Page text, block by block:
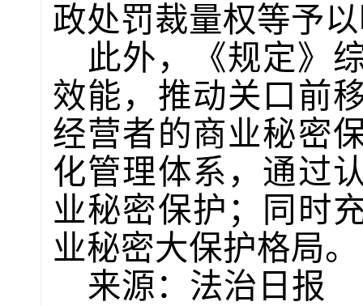
政处罚裁量权等予
此外，《规定》
效能，推动关口前
经营者的商业秘密
化管理体系，通过
业秘密保护；同时
业秘密大保护格局。
来源：法治日报